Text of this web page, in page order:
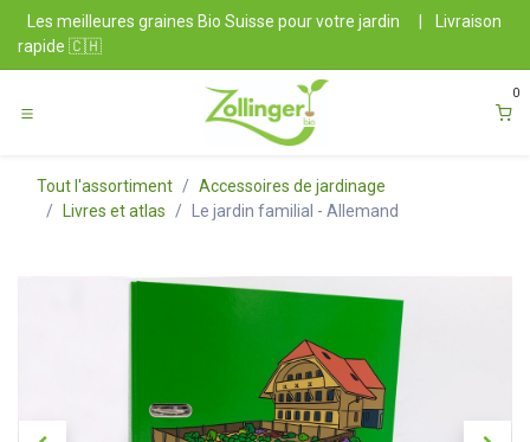
Se rendre au contenu
Les meilleures graines Bio Suisse pour votre jardin
Livraison
rapide 🇨🇭
0
Tout l'assortiment
Accessoires de jardinage
Livres et atlas
Le jardin familial - Allemand